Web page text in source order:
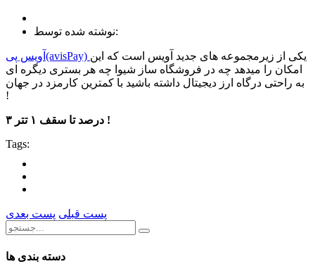
نوشته شده توسط:
آویس پی(avisPay) یکی از زیرمجموعه های جدید آویس است که این
امکان را میدهد چه در فروشگاه ساز شیوا چه هر بستری دیگره ای
به راحتی درگاه ارز دیجیتال داشته باشید با کمترین کارمزد در جهان
!
۳ درصد تا سقف ۱ تتر !
Tags:
پست قبلی پست بعدی
دسته بندی ها